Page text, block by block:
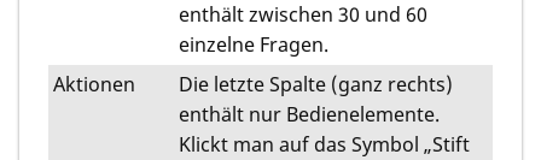
enthält zwischen 30 und 60
einzelne Fragen.
Aktionen
Die letzte Spalte (ganz rechts)
enthält nur Bedienelemente.
Klickt man auf das Symbol „Stift